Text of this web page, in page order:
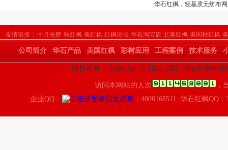
华石红枫，轻基质无纺布
友情链接 ： 十月光辉 秋红枫 美红枫 红枫论坛 华石淘宝店 北美红枫 美国秋红枫
公司简介 |华石产品 |美国红枫 |彩树应用 |工程案例 |技术服务 |
版权所有： Copyright © 2020-2025 华石红枫科
访问本网站的人次
，
企业QQ：
：4006168511 华石红枫QQ